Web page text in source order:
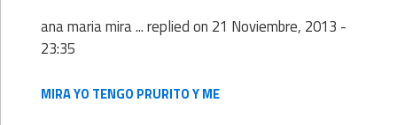
ana maria mira ...replied on 21 Noviembre, 2013 -
23:35
MIRA YO TENGO PRURITO Y ME